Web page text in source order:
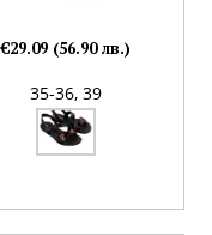
35-36,39
€29.09 (56.90 лв.)